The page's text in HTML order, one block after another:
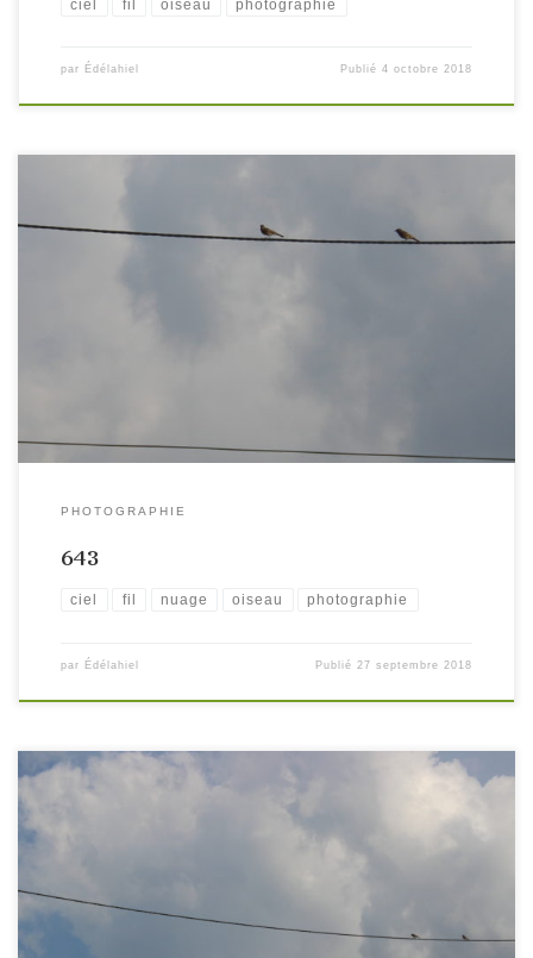
ciel fil oiseau photographie
par Édélahiel Publié4 octobre 2018
PHOTOGRAPHIE
643
ciel fil nuage oiseau photographie
par Édélahiel Publié 27 septembre 2018